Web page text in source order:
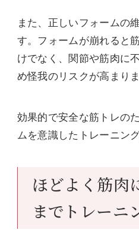
また、正しいフォームの
す。フォームが崩れると
けでなく、関節や筋肉に
め怪我のリスクが高まりま
効果的で安全な筋トレの
ムを意識したトレーニン
ほどよく筋肉
までトレーニ